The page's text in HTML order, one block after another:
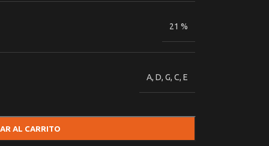
21 %
A, D, G, C, E
AL CARRITO